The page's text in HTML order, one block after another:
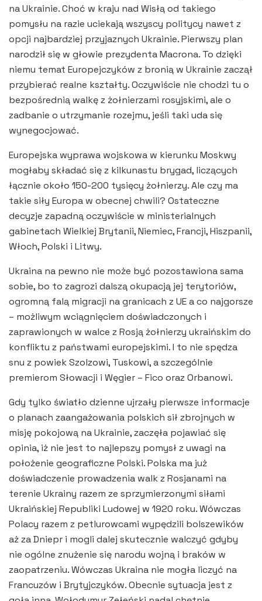
na Ukrainie. Choć w kraju nad Wisłą od takiego
pomysłu na razie uciekają wszyscy politycy nawet z
opcji najbardziej przyjaznych Ukrainie. Pierwszy plan
narodził się w głowie prezydenta Macrona. To dzięki
niemu temat Europejczyków z bronią w Ukrainie zaczął
przybierać realne kształty. Oczywiście nie chodzi tu o
bezpośrednią walkę z żołnierzami rosyjskimi, ale o
zadbanie o utrzymanie rozejmu, jeśli taki uda się
wynegocjować.
Europejska wyprawa wojskowa w kierunku Moskwy
mogłaby składać się z kilkunastu brygad, liczących
łącznie około 150-200 tysięcy żołnierzy. Ale czy ma
takie siły Europa w obecnej chwili? Ostateczne
decyzje zapadną oczywiście w ministerialnych
gabinetach Wielkiej Brytanii, Niemiec, Francji, Hiszpanii,
Włoch, Polski i Litwy.
Ukraina na pewno nie może być pozostawiona sama
sobie, bo to zagrozi dalszą okupacją jej terytoriów,
ogromną falą migracji na granicach z UE a co najgorsze
– możliwym wciągnięciem doświadczonych i
zaprawionych w walce z Rosją żołnierzy ukraińskim do
konfliktu z państwami europejskimi. I to nie spędza
snu z powiek Szolzowi, Tuskowi, a szczególnie
premierom Słowacji i Węgier – Fico oraz Orbanowi.
Gdy tylko światło dzienne ujrzały pierwsze informacje
o planach zaangażowania polskich sił zbrojnych w
misję pokojową na Ukrainie, zaczęła pojawiać się
opinia, iż nie jest to najlepszy pomysł z uwagi na
położenie geograficzne Polski. Polska ma już
doświadczenie prowadzenia walk z Rosjanami na
terenie Ukrainy razem ze sprzymierzonymi siłami
Ukraińskiej Republiki Ludowej w 1920 roku. Wówczas
Polacy razem z petlurowcami wypędzili bolszewików
aż za Dniepr i mogli dalej skutecznie walczyć gdyby
nie ogólne znużenie się narodu wojną i braków w
zaopatrzeniu. Wówczas Ukraina nie mogła liczyć na
Francuzów i Brytyjczyków. Obecnie sytuacja jest z